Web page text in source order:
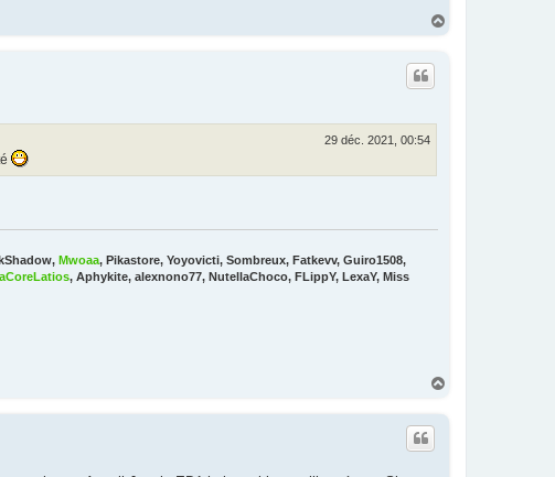
29 déc. 2021, 00:54
Mwoaa, Pikastore, Yoyovicti, Sombreux, Fatkevv, Guiro1508,
, Aphykite, alexnono77, NutellaChoco, FLippY, LexaY, Miss